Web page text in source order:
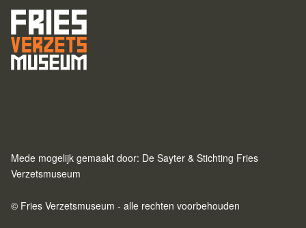
Mede mogelijk gemaakt door: De Sayter & Stichting Fries
Verzetsmuseum
© Fries Verzetsmuseum - alle rechten voorbehouden